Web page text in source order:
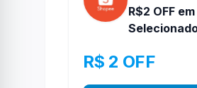
R$2 OFF
R$ 2 OFF